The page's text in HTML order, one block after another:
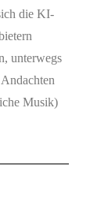
die KI-
unterwegs
Musik)